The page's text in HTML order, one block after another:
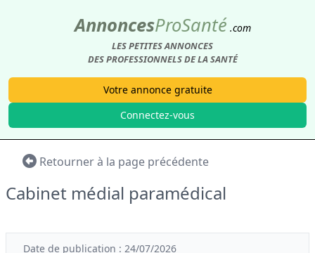
AnnoncesProSanté .com
LES PETITES ANNONCES
DES PROFESSIONNELS DE LA SANTÉ
Votre annonce gratuite
Connectez-vous
Retourner à la page précédente
Cabinet médial paramédical
Date de publication : 24/07/2026